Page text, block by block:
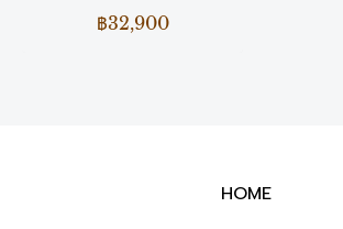
120 x 45 x 75 CM. วัสดุ:
หนังHi-gloss + สตูล
฿32,900
HOME